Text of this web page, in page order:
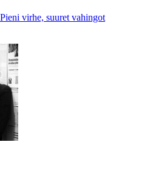
virhe, suuret vahingot